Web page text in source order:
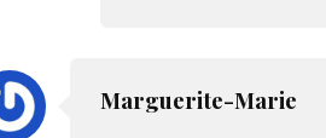
Marguerite-Marie